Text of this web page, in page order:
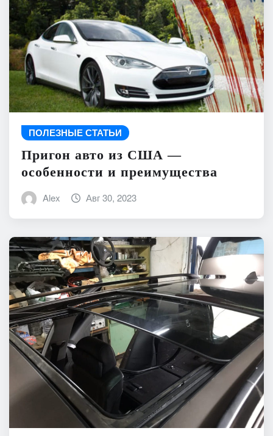
ПОЛЕЗНЫЕ СТАТЬИ
Пригон авто из США —
особенности и преимущества
Alex Авг 30, 2023